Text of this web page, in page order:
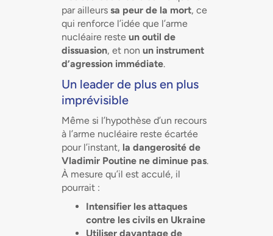
par ailleurs sa peur de la mort, ce
qui renforce l’idée que l’arme
nucléaire reste un outil de
dissuasion, et non un instrument
d’agression immédiate.
Un leader de plus en plus
imprévisible
Même si l’hypothèse d’un recours
à l’arme nucléaire reste écartée
pour l’instant, la dangerosité de
Vladimir Poutine ne diminue pas.
À mesure qu’il est acculé, il
pourrait :
Intensifier les attaques
contre les civils en Ukraine
Utiliser davantage de